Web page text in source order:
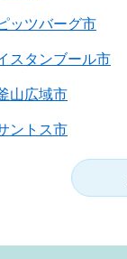
ッツバーグ市
スタンブール市
山広域市
ントス市